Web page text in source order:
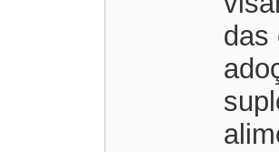
das